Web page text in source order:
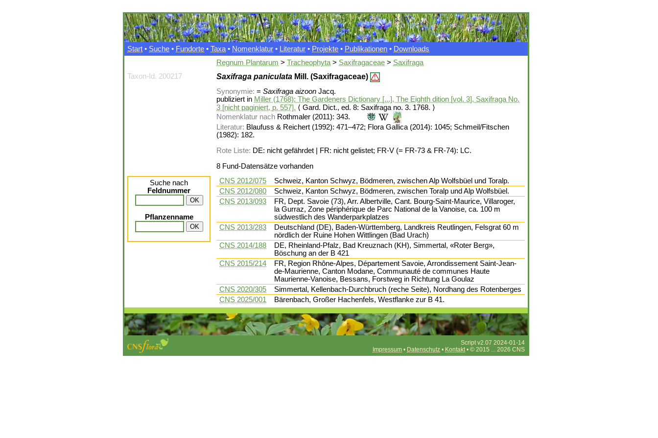
Start • Suche • Fundorte • Taxa • Nomenklatur • Literatur • Projekte • Publikationen • Downloads
Regnum Plantarum > Tracheophyta > Saxifragaceae > Saxifraga
Taxon-Id. 200217
Saxifraga paniculata Mill. (Saxifragaceae)
Synonymie: = Saxifraga aizoon Jacq.
publiziert in Miller (1768): The Gardeners Dictionary [...], The Eighth dition [vol. 3], Saxifraga No.
3 [nicht paginiert, p. 557]. ⟨ Gard. Dict., ed. 8: Saxifraga no. 3. 1768. ⟩
Nomenklatur nach Rothmaler (2011): 343.
Literatur: Blaufuss & Reichert (1992): 471–472; Flora Gallica (2014): 1045; Schmeil/Fitschen
(1982): 182.
Rote Liste: DE: nicht gefährdet | FR: nicht gelistet; FR-V (= FR-73 & FR-74): LC.
8 Fund-Datensätze vorhanden
Suche nach
Feldnummer
Pflanzenname
CNS 2012/075
Schweiz, Kanton Schwyz, Bödmeren, zwischen Alp Wolfsbüel und Toralp.
CNS 2012/080
Schweiz, Kanton Schwyz, Bödmeren, zwischen Toralp und Alp Wolfsbüel.
CNS 2013/093
FR, Dept. Savoie (73), Arr. Albertville, Cant. Bourg-Saint-Maurice, Villaroger,
la Gurraz, Zone périphérique de Parc National de la Vanoise, ca. 100 m
südwestlich des Wanderparkplatzes
CNS 2013/283
Deutschland (DE), Baden-Württemberg, Landkreis Reutlingen, Felsgrat 60 m
nördlich der Ruine Hohen Wittlingen (Bad Urach)
CNS 2014/188
DE, Rheinland-Pfalz, Bad Kreuznach (KH), Simmertal, «Roter Berg»,
Böschung an der B 421
CNS 2015/214
FR, Region Rhône-Alpes, Département Savoie, Arrondissement Saint-Jean-
de-Maurienne, Canton Modane, Communauté de communes Haute
Maurienne-Vanoise, Bessans, Forstweg in Richtung La Goulaz
CNS 2020/305
Simmertal, Kellenbach-Durchbruch (reche Seite), Nordhang des Rotenberges
CNS 2025/001
Bärenbach, Großer Hachenfels, Westflanke zur B 41.
Script v2.07 2024-01-14
Impressum • Datenschutz • Kontakt• © 2015 ... 2026 CNS